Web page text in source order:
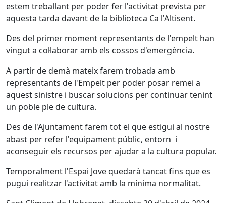
estem treballant per poder fer l'activitat prevista per
aquesta tarda davant de la biblioteca Ca l'Altisent.
Des del primer moment representants de l'empelt han
vingut a col·laborar amb els cossos d'emergència.
A partir de demà mateix farem trobada amb
representants de l'Empelt per poder posar remei a
aquest sinistre i buscar solucions per continuar tenint
un poble ple de cultura.
Des de l'Ajuntament farem tot el que estigui al nostre
abast per refer l'equipament públic, entorn i
aconseguir els recursos per ajudar a la cultura popular.
Temporalment l'Espai Jove quedarà tancat fins que es
pugui realitzar l'activitat amb la mínima normalitat.